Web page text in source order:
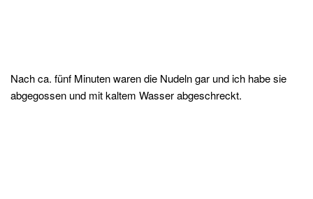
Nach ca. fünf Minuten waren die Nudeln gar und ich habe sie
abgegossen und mit kaltem Wasser abgeschreckt.